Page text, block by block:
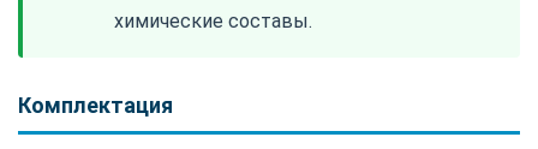
химические составы.
Комплектация